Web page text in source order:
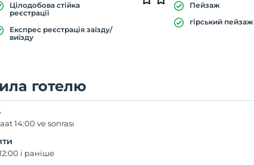
Цілодобова стійка
реєстрації
Експрес реєстрація заїзду/
виїзду
Пейзаж
гірський пейзаж
готелю
14:00 ve sonrası
і раніше